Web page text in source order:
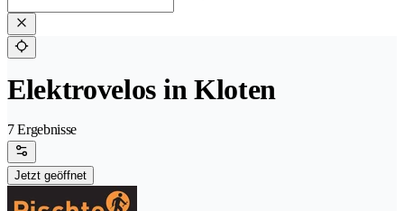
Elektrovelos in Kloten
7 Ergebnisse
Jetzt geöffnet